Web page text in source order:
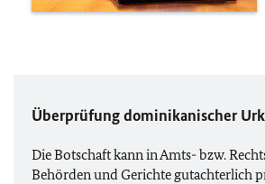
Überprüfung dominikanischer
Die Botschaft kann in Amts- bzw.
Behörden und Gerichte gutachterlich